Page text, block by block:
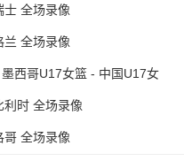
全场录像
全场录像
西哥U17女篮 - 中国U17女
时 全场录像
全场录像